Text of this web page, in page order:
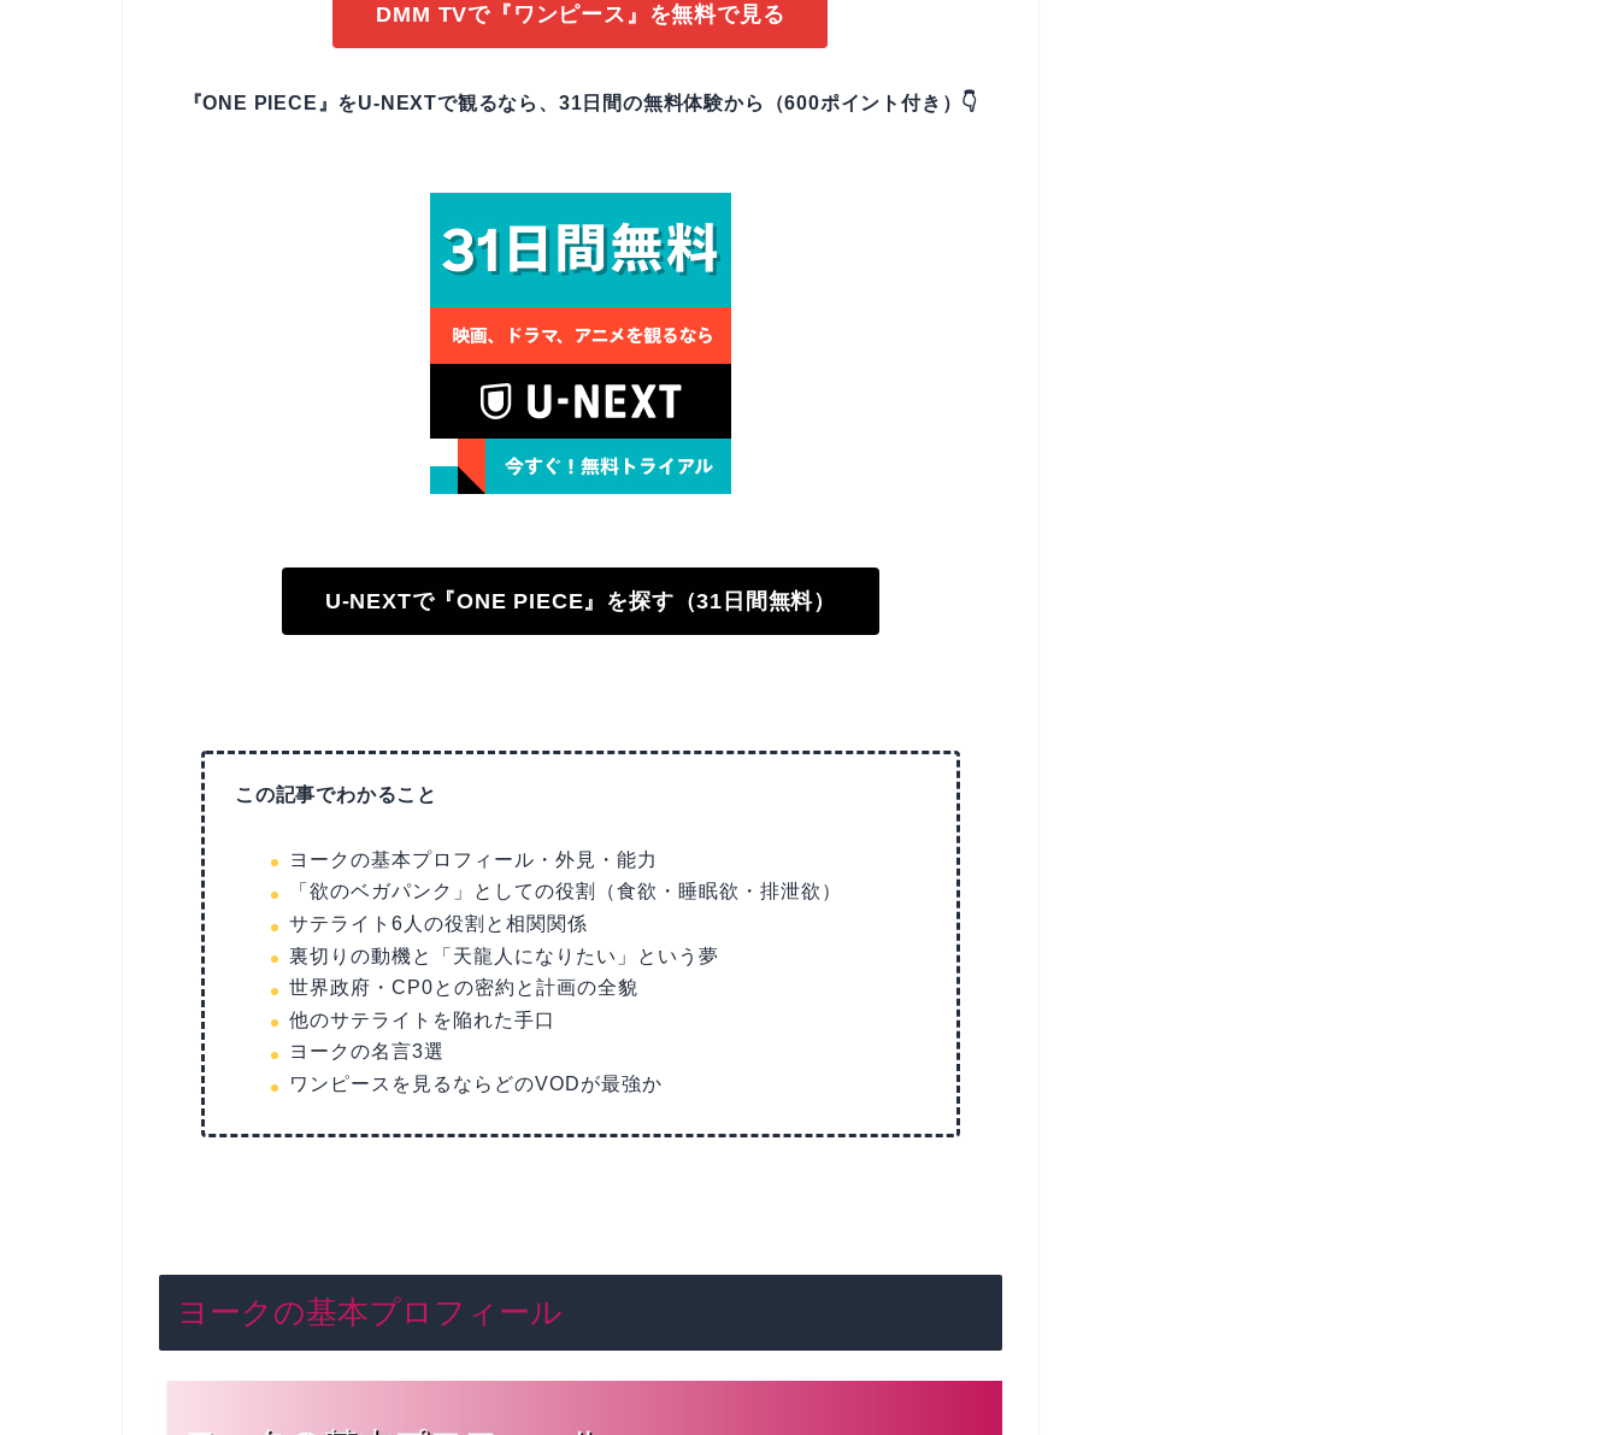
DMM TVで『ワンピース』を無料で見る
『ONE PIECE』をU-NEXTで観るなら、31日間の無料体験から（600ポイント付き）👇
U-NEXTで『ONE PIECE』を探す（31日間無料）
この記事でわかること
ヨークの基本プロフィール・外見・能力
「欲のベガパンク」としての役割（食欲・睡眠欲・排泄欲）
サテライト6人の役割と相関関係
裏切りの動機と「天龍人になりたい」という夢
世界政府・CP0との密約と計画の全貌
他のサテライトを陥れた手口
ヨークの名言3選
ワンピースを見るならどのVODが最強か
ヨークの基本プロフィール